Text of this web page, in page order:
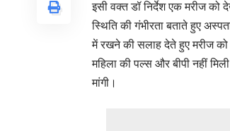
इसी वक्त डॉ निर्देश एक मरीज
स्थिति की गंभीरता बताते हुए
में रखने की सलाह देते हुए मरीज को
महिला की पल्स और बीपी नहीं
मांगी।